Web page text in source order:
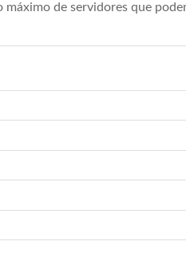
de servidores que